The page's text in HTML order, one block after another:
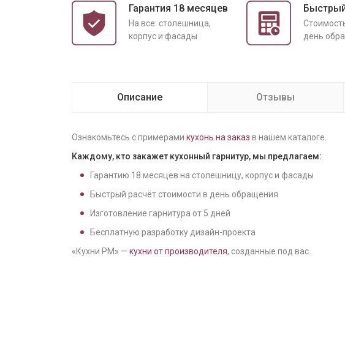
Гарантия 18 месяцев
На все: столешница,
корпус и фасады
день
Описание Отзывы
Ознакомьтесь с примерами кухонь на заказ в нашем каталоге.
Каждому, кто закажет кухонный гарнитур, мы предлагаем:
Гарантию 18 месяцев на столешницу, корпус и фасады
Быстрый расчёт стоимости в день обращения
Изготовление гарнитура от 5 дней
Бесплатную разработку дизайн-проекта
«Кухни РМ» — кухни от производителя, созданные под вас.